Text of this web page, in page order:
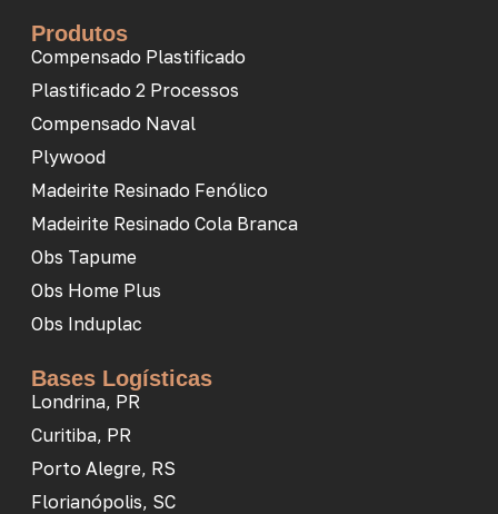
Produtos
Compensado Plastificado
Plastificado 2 Processos
Compensado Naval
Plywood
Madeirite Resinado Fenólico
Madeirite Resinado Cola Branca
Obs Tapume
Obs Home Plus
Obs Induplac
Bases Logísticas
Londrina, PR
Curitiba, PR
Porto Alegre, RS
Florianópolis, SC